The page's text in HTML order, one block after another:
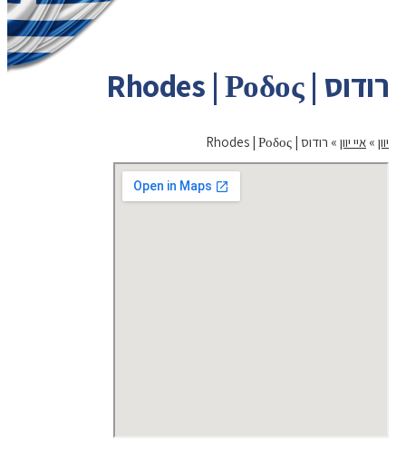
רודוס | Rhodes | Ροδος
יוון » איי יוון » רודוס | Rhodes | Ροδος